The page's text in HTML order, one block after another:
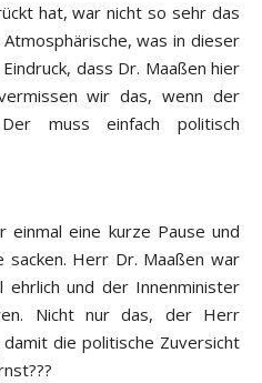
hat, war nicht so sehr das
was in dieser
dass Dr. Maaßen hier
wir das, wenn der
muss einfach politisch
einmal eine kurze Pause und
Herr Dr. Maaßen war
ehrlich und der Innenminister
Nicht nur das, der Herr
damit die politische Zuversicht